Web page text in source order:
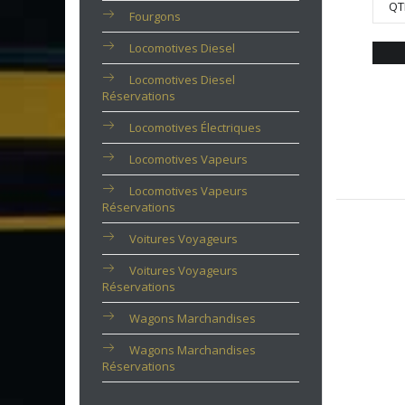
Fourgons
Locomotives Diesel
Locomotives Diesel
Réservations
Locomotives Électriques
Locomotives Vapeurs
Locomotives Vapeurs
Réservations
Voitures Voyageurs
Voitures Voyageurs
Réservations
Wagons Marchandises
Wagons Marchandises
Réservations